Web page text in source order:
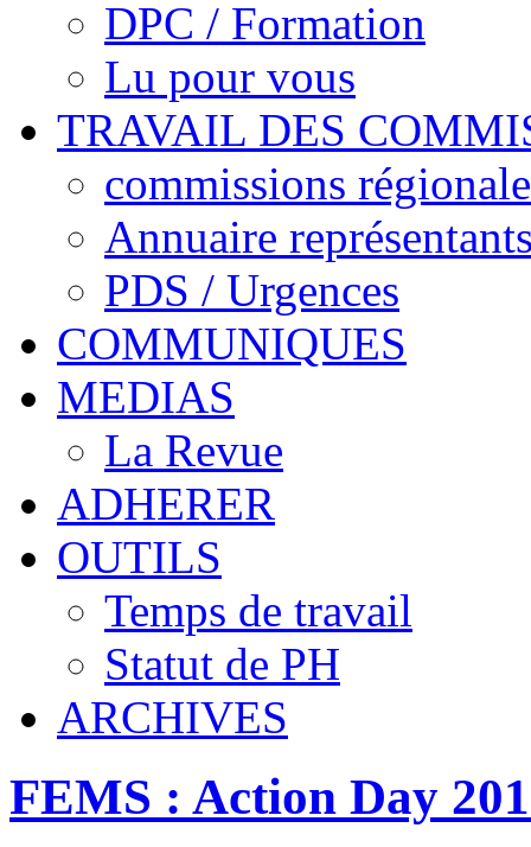
DPC / Formation
Lu pour vous
TRAVAIL DES
commissions
Annuaire
PDS / Urgences
COMMUNIQUES
MEDIAS
La Revue
ADHERER
OUTILS
Temps de travail
Statut de PH
ARCHIVES
FEMS : Action Day